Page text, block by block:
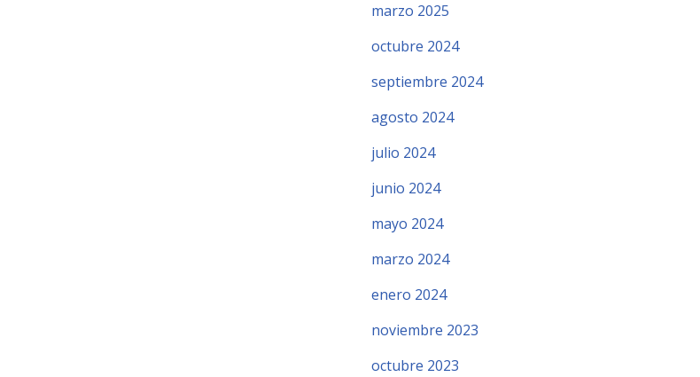
marzo 2025
octubre 2024
septiembre 2024
agosto 2024
julio 2024
junio 2024
mayo 2024
marzo 2024
enero 2024
noviembre 2023
octubre 2023